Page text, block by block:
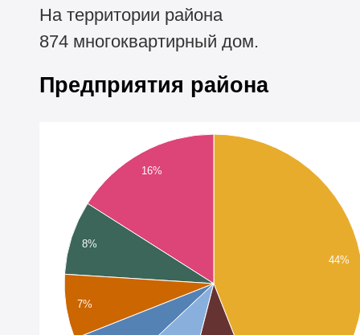
На территории района
874 многоквартирный дом.
Предприятия района
44%
16%
8%
7%